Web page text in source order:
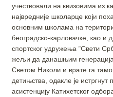
учествовали на квизовима из
највредније школарце који
основним школама на
београдско-карловачке, као и
спортског удружења ”Свети
жељи да данашњим
Светом Николи и врате га
детињства, одакле је истргнут
асистенцију Катихетског